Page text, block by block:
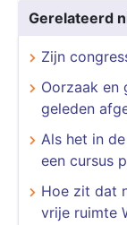
Gerelateerd
Zijn
Oorzaak en
geleden
Als het in
een cursus
Hoe zit dat
vrije ruimte